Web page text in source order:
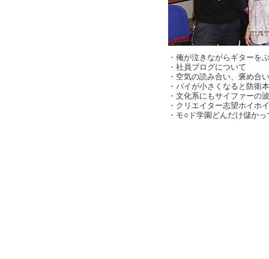
・俺が泣きながらギターを
・社員ブログについて
・空気の読み合い、褒め合い
・パイが小さくなると防衛
・文化系にもサイファーの
・クリエイター志望ホイホ
・モ○ド学園どんだけ儲か